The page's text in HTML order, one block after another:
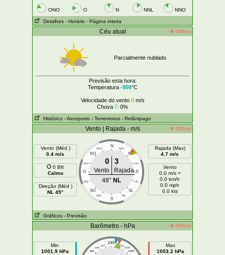
ONO O N NNL NNO
Detalhes - Horário - Página inteira
Céu atual Offline
Parcialmente nublado
Previsão esta hora:
Temperatura -999°C
Velocidade do vento 0m/s
Chuva
0%
Histórico - Aeroporto - Terremotos - Relâmpago
Vento | Rajada - m/s Offline
Vento (Méd )
0.4 m/s
0 Bft
Calmo
Direção (Méd )
NL 45°
N
NNO NNL
NO NL
ONO LNL
O E
OSO LSL
SO SL
SSO SSL
S
0 3
Vento
Rajada
48° NL
Rajada (Max)
4.7 m/s
Vento
0.0 m/s =
0.0 km/h
0.0 mph
0.0 kts
Gráficos - Previsão
Barômetro - hPa Offline
Min
1001.9 hPa
1000
997 1003
994
1006
991
1009
Max
1003.2 hPa